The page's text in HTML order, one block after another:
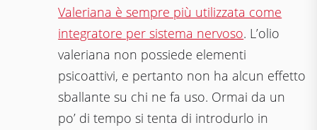
Valeriana è sempre più utilizzata come
integratore per sistema nervoso. L’olio
valeriana non possiede elementi
psicoattivi, e pertanto non ha alcun effetto
sballante su chi ne fa uso. Ormai da un
po’ di tempo si tenta di introdurlo in